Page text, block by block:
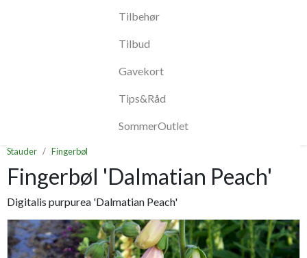
Tilbehør
Tilbud
Gavekort
Tips&Råd
SommerOutlet
Stauder Fingerbøl
Fingerbøl 'Dalmatian Peach'
Digitalis purpurea 'Dalmatian Peach'